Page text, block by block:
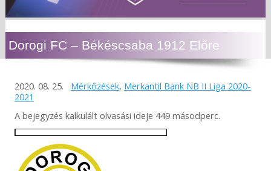
Dorogi FC – Békéscsaba 1912 Előre
2020. 08. 25. Mérkőzések, Merkantil Bank NB II Liga 2020-
2021
A bejegyzés kalkulált olvasási ideje 449 másodperc.